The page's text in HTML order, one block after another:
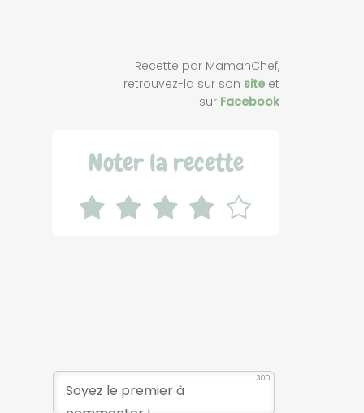
Recette par MamanChef,
retrouvez-la sur son site et
sur Facebook
Noter la recette
300